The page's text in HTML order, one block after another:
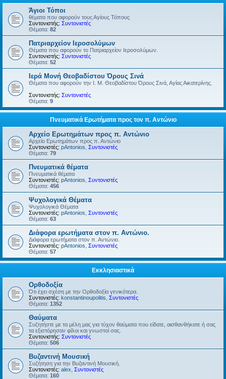
Άγιοι Τόποι
θέματα που αφορούν τους Αγίους Τόπους
Συντονιστής: Συντονιστές
Θέματα: 82
Πατριαρχείον Ιεροσολύμων
Θέματα που αφορούν το Πατριαρχείον Ιεροσολύμων.
Συντονιστής: Συντονιστές
Θέματα: 52
Ιερά Μονή Θεοβαδίστου Όρους Σινά
Θέματα που αφορούν την Ι. Μ. Θεοβαδίστου Όρους Σινά, Αγίας Αικατερίνης.
Συντονιστής: Συντονιστές
Θέματα: 9
Πνευματικά Ερωτήματα προς τον π. Αντώνιο
Αρχείο Ερωτημάτων προς π. Αντώνιο
Αρχείο Ερωτημάτων προς π. Αντώνιο
Συντονιστές: pAntonios Συντονιστές
Θέματα: 79
Πνευματικά θέματα
Πνευματικά θέματα
Συντονιστές: pAntonios Συντονιστές
Θέματα: 456
Ψυχολογικά Θέματα
Ψυχολογικά Θέματα
Συντονιστές: pAntonios Συντονιστές
Θέματα: 63
Διάφορα ερωτήματα στον π. Αντώνιο.
Διάφορα ερωτήματα στον π. Αντώνιο.
Συντονιστές: pAntonios Συντονιστές
Θέματα: 57
Εκκλησιαστικά
Ορθοδοξία
Ότι έχει σχέση με την Ορθοδοξία γενικότερα.
Συντονιστές: konstantinoupolitis Συντονιστές
Θέματα: 1352
Θαύματα
Συζητήστε με τα μέλη μας για τύχον θαύματα που είδατε, αισθανθήκατε ή σας
τα εξιστόρησαν φίλοι και γνωστοί σας.
Συντονιστής: Συντονιστές
Θέματα: 506
Βυζαντινή Μουσική
Συζήτηση για την Βυζαντινή Μουσική.
Συντονιστές: alex Συντονιστές
Θέματα: 160